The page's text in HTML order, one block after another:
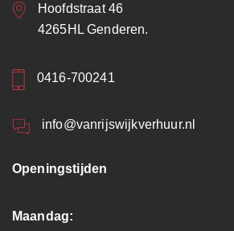
Hoofdstraat 46
4265HL Genderen.
0416-700241
info@vanrijswijkverhuur.nl
Openingstijden
Maandag: